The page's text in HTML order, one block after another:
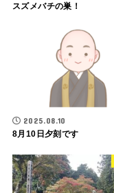
スズメバチの巣！
2025.08.10
8月10日夕刻です